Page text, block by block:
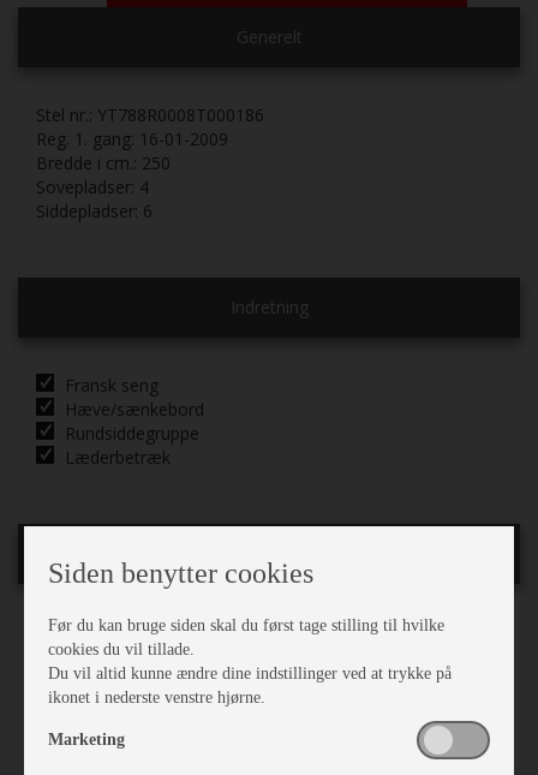
Generelt
Stel nr.: YT788R0008T000186
Reg. 1. gang: 16-01-2009
Bredde i cm.: 250
Sovepladser: 4
Siddepladser: 6
Indretning
Fransk seng
Hæve/sænkebord
Rundsiddegruppe
Læderbetræk
Mover
Alufælge
Støddæmpere
Stabilisator
Stor tagluge
Myggenet
Siden benytter cookies
Før du kan bruge siden skal du først tage stilling til hvilke
cookies du vil tillade.
Du vil altid kunne ændre dine indstillinger ved at trykke på
ikonet i nederste venstre hjørne.
Marketing